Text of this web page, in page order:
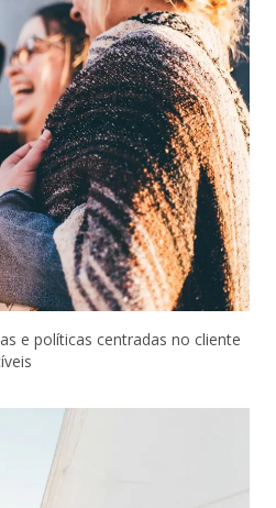
e políticas centradas no cliente